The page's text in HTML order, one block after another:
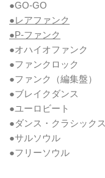
●GO-GO
●レアファンク
●P-ファンク
●オハイオファンク
●ファンクロック
●ファンク
（編集盤）
●ブレイクダンス
●ユーロビート
●ダンス・クラシックス
●サルソウル
●フリーソウル